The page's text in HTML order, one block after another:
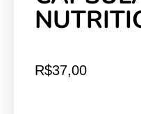
R$37,00